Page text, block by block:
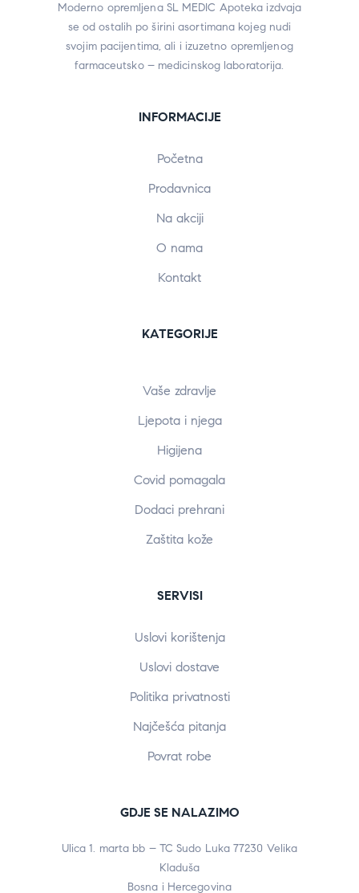
Moderno opremljena SL MEDIC Apoteka izdvaja
se od ostalih po širini asortimana kojeg nudi
svojim pacijentima, ali i izuzetno opremljenog
farmaceutsko – medicinskog laboratorija.
INFORMACIJE
Početna
Prodavnica
Na akciji
O nama
Kontakt
KATEGORIJE
Vaše zdravlje
Ljepota i njega
Higijena
Covid pomagala
Dodaci prehrani
Zaštita kože
SERVISI
Uslovi korištenja
Uslovi dostave
Politika privatnosti
Najčešća pitanja
Povrat robe
GDJE SE NALAZIMO
Ulica 1. marta bb – TC Sudo Luka 77230 Velika
Kladuša
Bosna i Hercegovina